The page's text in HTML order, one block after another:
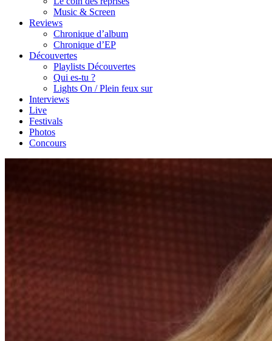
Music & Screen
Reviews
Chronique d’album
Chronique d’EP
Découvertes
Playlists Découvertes
Qui es-tu ?
Lights On / Plein feux sur
Interviews
Live
Festivals
Photos
Concours